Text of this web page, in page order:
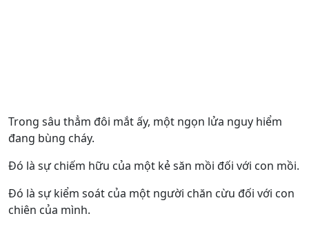
Trong sâu thẳm đôi mắt ấy, một ngọn lửa nguy hiểm
đang bùng cháy.
Đó là sự chiếm hữu của một kẻ săn mồi đối với con mồi.
Đó là sự kiểm soát của một người chăn cừu đối với con
chiên của mình.